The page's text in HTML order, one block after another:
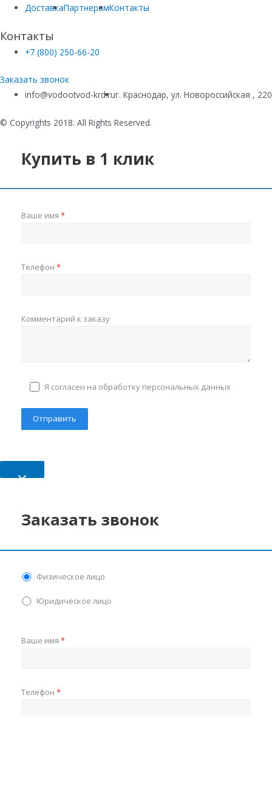
ДоставкаПартнерамКонтакты
Контакты
+7 (800) 250-66-20
Заказать звонок
info@vodootvod-krd.ruг. Краснодар, ул. Новороссийская ,
© Copyrights 2018. All Rights Reserved.
Купить в 1 клик
Ваше имя *
Телефон *
Комментарий к заказу
Я согласен на обработку персональных данных
×
Заказать звонок
Физическое лицо
Юридическое лицо
Ваше имя *
Телефон *